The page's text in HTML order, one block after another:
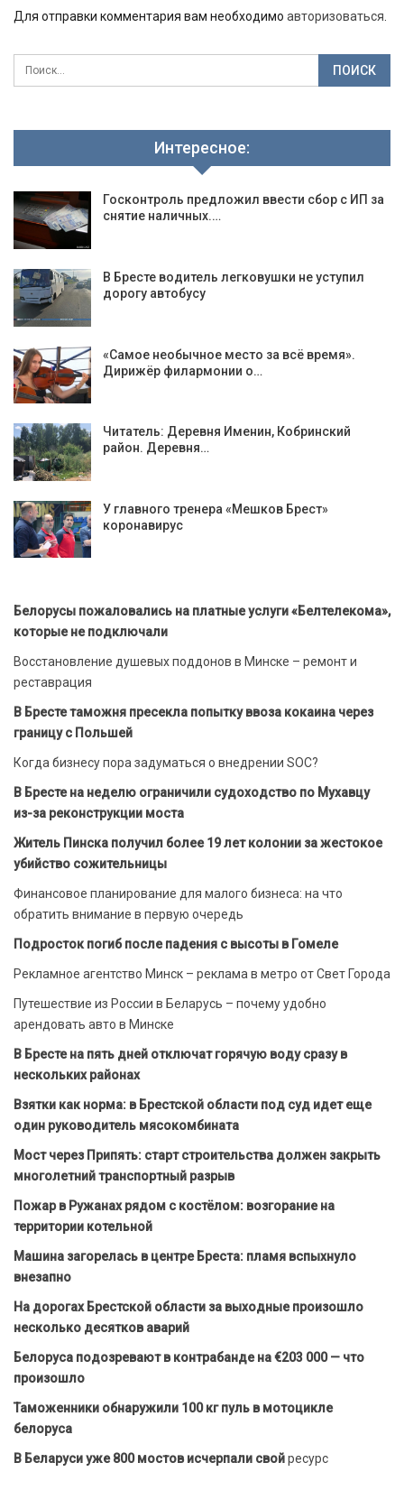
Для отправки комментария вам необходимо авторизоваться.
Интересное:
Госконтроль предложил ввести сбор с ИП за
снятие наличных.…
В Бресте водитель легковушки не уступил
дорогу автобусу
«Самое необычное место за всё время».
Дирижёр филармонии о…
Читатель: Деревня Именин, Кобринский
район. Деревня…
У главного тренера «Мешков Брест»
коронавирус
Белорусы пожаловались на платные услуги «Белтелекома»,
которые не подключали
Восстановление душевых поддонов в Минске – ремонт и
реставрация
В Бресте таможня пресекла попытку ввоза кокаина через
границу с Польшей
Когда бизнесу пора задуматься о внедрении SOC?
В Бресте на неделю ограничили судоходство по Мухавцу
из-за реконструкции моста
Житель Пинска получил более 19 лет колонии за жестокое
убийство сожительницы
Финансовое планирование для малого бизнеса: на что
обратить внимание в первую очередь
Подросток погиб после падения с высоты в Гомеле
Рекламное агентство Минск – реклама в метро от Свет Города
Путешествие из России в Беларусь – почему удобно
арендовать авто в Минске
В Бресте на пять дней отключат горячую воду сразу в
нескольких районах
Взятки как норма: в Брестской области под суд идет еще
один руководитель мясокомбината
Мост через Припять: старт строительства должен закрыть
многолетний транспортный разрыв
Пожар в Ружанах рядом с костёлом: возгорание на
территории котельной
Машина загорелась в центре Бреста: пламя вспыхнуло
внезапно
На дорогах Брестской области за выходные произошло
несколько десятков аварий
Белоруса подозревают в контрабанде на €203 000 — что
произошло
Таможенники обнаружили 100 кг пуль в мотоцикле
белоруса
В Беларуси уже 800 мостов исчерпали свойресурс